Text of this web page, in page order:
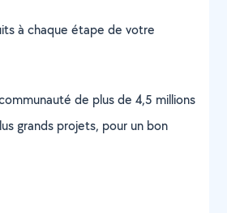
à chaque étape de votre
de plus de 4,5 millions
grands projets, pour un bon